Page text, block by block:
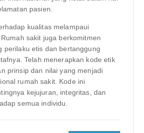
pasien.
kualitas melampaui
sakit juga berkomitmen
perilaku etis dan bertanggung
Telah menerapkan kode etik
prinsip dan nilai yang menjadi
rumah sakit. Kode ini
kejujuran, integritas, dan
semua individu.